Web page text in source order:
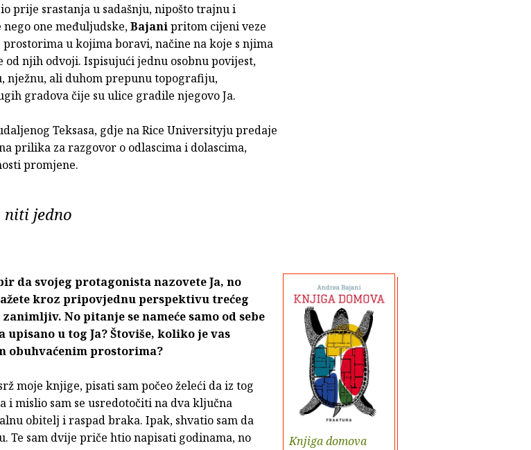
prije srastanja u sadašnju, nipošto trajnu i
one međuljudske,Bajanipritom cijeni veze
prostorima u kojima boravi, načine na koje s njima
od njih odvoji. Ispisujući jednu osobnu povijest,
nježnu, ali duhom prepunu topografiju,
gradova čije su ulice gradile njegovo Ja.
Teksasa, gdje na Rice Universityju predaje
prilika za razgovor o odlascima i dolascima,
promjene.
niti jedno
Knjiga domova
da svojeg protagonista nazovete Ja, no
kroz pripovjednu perspektivu trećeg
No pitanje se nameće samo od sebe
u tog Ja? Štoviše, koliko je vas
obuhvaćenim prostorima?
moje knjige, pisati sam počeo želeći da iz tog
i mislio sam se usredotočiti na dva ključna
obitelj i raspad braka. Ipak, shvatio sam da
Te sam dvije priče htio napisati godinama, no